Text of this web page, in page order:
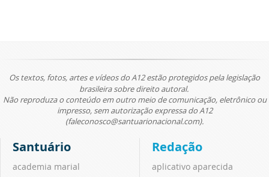
Os textos, fotos, artes e vídeos do A12 estão protegidos pela legislação
brasileira sobre direito autoral.
Não reproduza o conteúdo em outro meio de comunicação, eletrônico ou
impresso, sem autorização expressa do A12
(faleconosco@santuarionacional.com).
Santuário
academia marial
Redação
aplicativo aparecida